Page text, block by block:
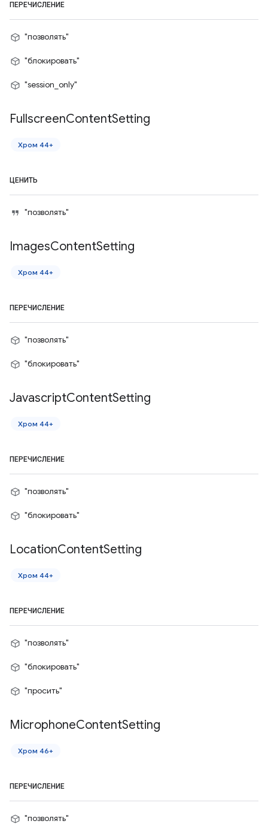
ПЕРЕЧИСЛЕНИЕ
"позволять"
"блокировать"
"session_only"
FullscreenContentSetting
Хром 44+
ЦЕНИТЬ
"позволять"
ImagesContentSetting
Хром 44+
ПЕРЕЧИСЛЕНИЕ
"позволять"
"блокировать"
JavascriptContentSetting
Хром 44+
ПЕРЕЧИСЛЕНИЕ
"позволять"
"блокировать"
LocationContentSetting
Хром 44+
ПЕРЕЧИСЛЕНИЕ
"позволять"
"блокировать"
"просить"
MicrophoneContentSetting
Хром 46+
ПЕРЕЧИСЛЕНИЕ
"позволять"